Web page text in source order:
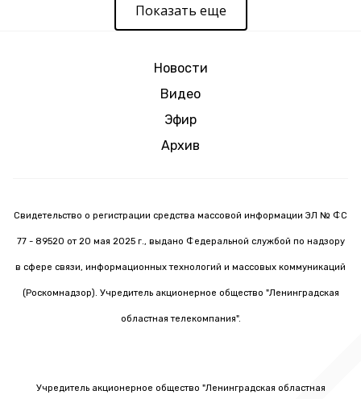
Показать еще
Новости
Видео
Эфир
Архив
Свидетельство о регистрации средства массовой информации ЭЛ № ФС
77 - 89520 от 20 мая 2025 г., выдано Федеральной службой по надзору
в сфере связи, информационных технологий и массовых коммуникаций
(Роскомнадзор). Учредитель акционерное общество "Ленинградская
областная телекомпания".
Учредитель акционерное общество "Ленинградская областная